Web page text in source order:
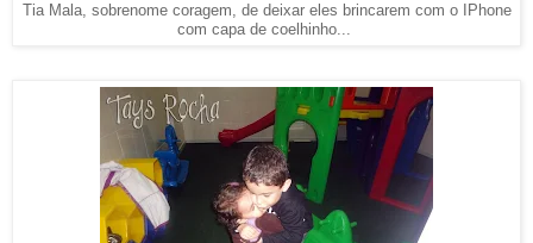
Tia Mala, sobrenome coragem, de deixar eles brincarem com o IPhone
com capa de coelhinho...